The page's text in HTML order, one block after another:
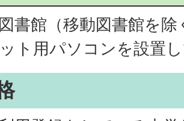
書館（移動図書館を
ト用パソコンを設置